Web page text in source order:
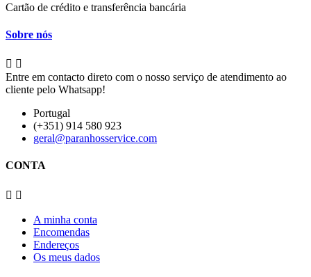
Cartão de crédito e transferência bancária
Sobre nós
 
Entre em contacto direto com o nosso serviço de atendimento ao
cliente pelo Whatsapp!
Portugal
(+351) 914 580 923
geral@paranhosservice.com
CONTA
 
A minha conta
Encomendas
Endereços
Os meus dados